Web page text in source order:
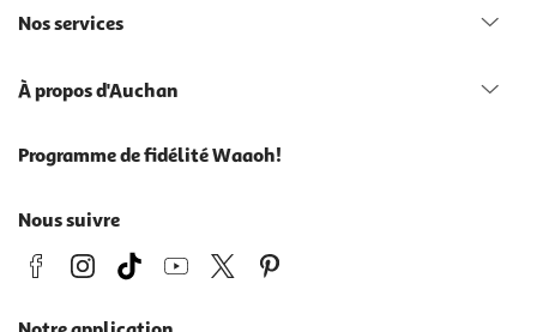
Nos services
À propos d'Auchan
Programme de fidélité Waaoh!
Nous suivre